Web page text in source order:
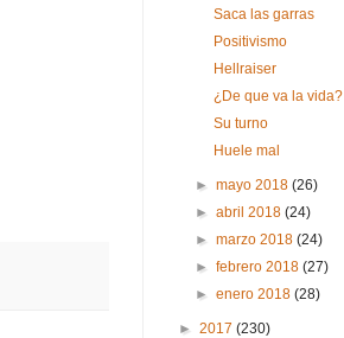
Saca las garras
Positivismo
Hellraiser
¿De que va la vida?
Su turno
Huele mal
►mayo 2018(26)
►abril 2018(24)
►marzo 2018(24)
►febrero 2018(27)
►enero 2018(28)
► 2017 (230)